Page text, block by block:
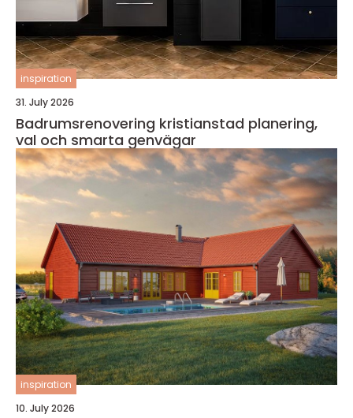
inspiration
31. July 2026
Badrumsrenovering kristianstad planering,
val och smarta genvägar
inspiration
10. July 2026